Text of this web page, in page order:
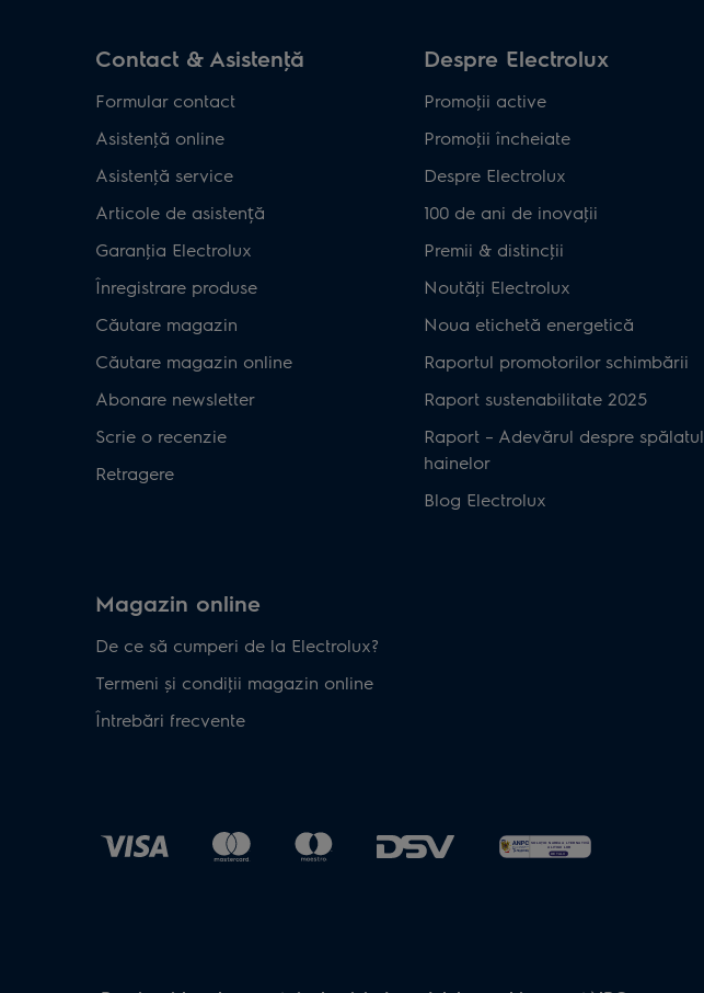
Contact & Asistenţă
Formular contact
Asistenţă online
Asistenţă service
Articole de asistență
Garanţia Electrolux
Înregistrare produse
Căutare magazin
Căutare magazin online
Abonare newsletter
Scrie o recenzie
Retragere
Despre Electrolux
Promoţii active
Promoţii încheiate
Despre Electrolux
100 de ani de inovaţii
Premii & distincţii
Noutăţi Electrolux
Noua etichetă energetică
Raportul promotorilor schimbării
Raport sustenabilitate 2025
Raport – Adevărul despre spălatul
hainelor
Blog Electrolux
Magazin online
De ce să cumperi de la Electrolux?
Termeni și condiţii magazin online
Întrebări frecvente